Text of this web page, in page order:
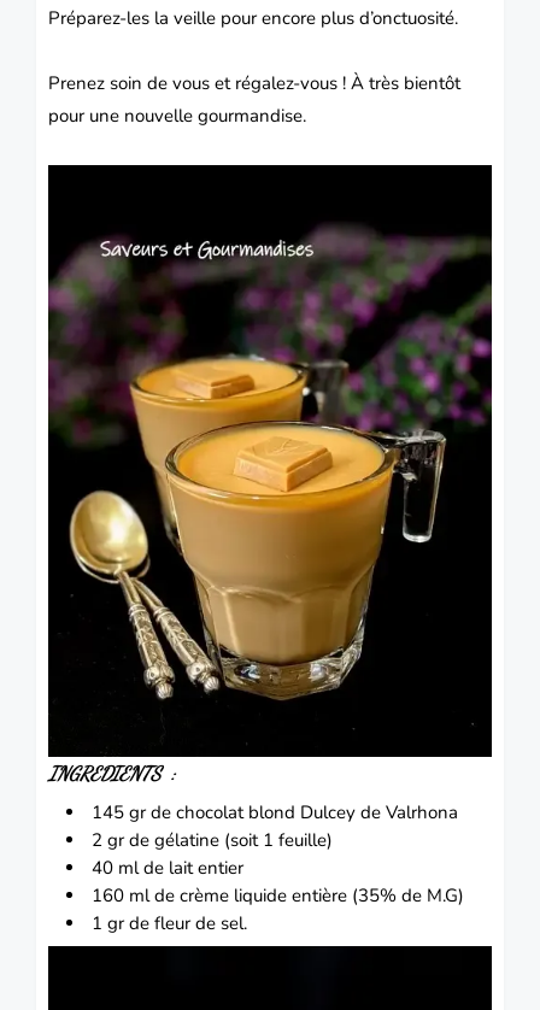
Préparez-les la veille pour encore plus d’onctuosité.
Prenez soin de vous et régalez-vous ! À très bientôt
pour une nouvelle gourmandise.
INGREDIENTS :
145 gr de chocolat blond Dulcey de Valrhona
2 gr de gélatine (soit 1 feuille)
40 ml de lait entier
160 ml de crème liquide entière (35% de M.G)
1 gr de fleur de sel.